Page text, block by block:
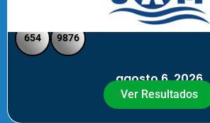
SXM Noche - Pick 3
654 9876
agosto 6, 2026
Ver Resultados